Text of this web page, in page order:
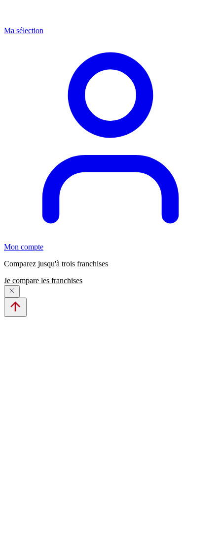
Ma sélection
Mon compte
Comparez jusqu'à trois franchises
Je compare les franchises